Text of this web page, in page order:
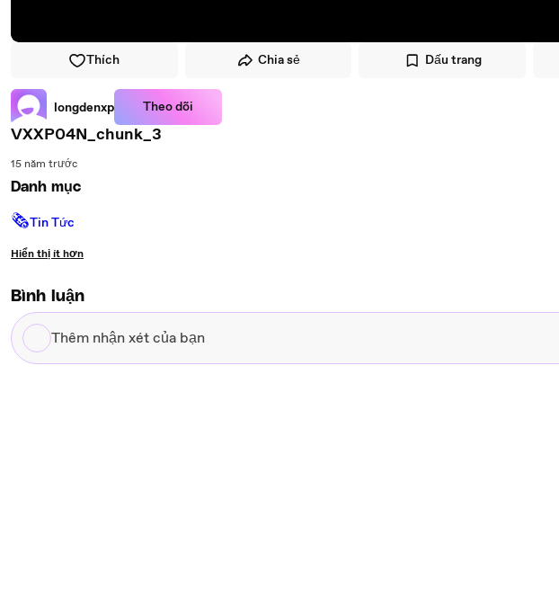
Thích Chia sẻ Dấu trang
longdenxp Theo dõi
VXXP04N_chunk_3
15 năm trước
Danh mục
🗞Tin Tức
Hiển thị ít hơn
Bình luận
Thêm
nhận